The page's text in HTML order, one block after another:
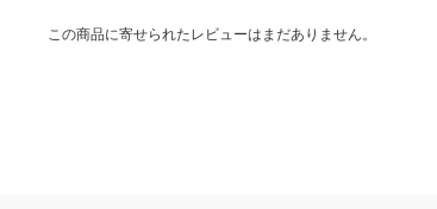
この商品に寄せられたレビューはまだありません。